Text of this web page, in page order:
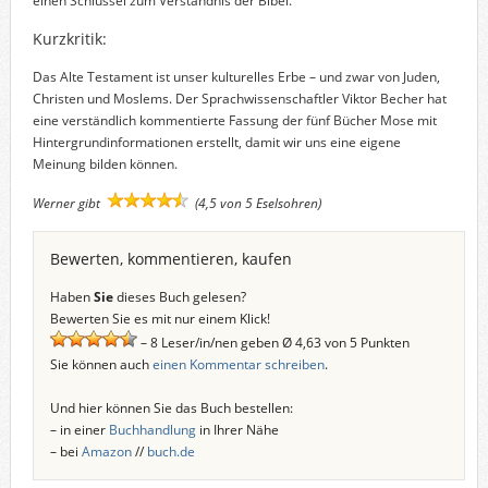
Kurzkritik:
Das Alte Testament ist unser kulturelles Erbe – und zwar von Juden,
Christen und Moslems. Der Sprachwissenschaftler Viktor Becher hat
eine verständlich kommentierte Fassung der fünf Bücher Mose mit
Hintergrundinformationen erstellt, damit wir uns eine eigene
Meinung bilden können.
Werner gibt (4,5 von 5 Eselsohren)
Bewerten, kommentieren, kaufen
HabenSiedieses Buch gelesen?
Bewerten Sie es mit nur einem Klick!
– 8 Leser/in/nen geben Ø 4,63 von 5 Punkten
Sie können aucheinen Kommentar schreiben.
Und hier können Sie das Buch bestellen:
– in einer Buchhandlungin Ihrer Nähe
– bei Amazon//buch.de